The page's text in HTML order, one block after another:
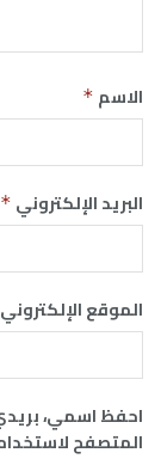
الاسم *
البريد الإلكتروني *
الموقع الإلكتروني
احفظ اسمي،
المتصفح